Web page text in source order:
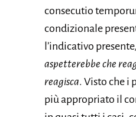
consecutio
condizionale
l’indicativo
aspetterebbe che
reagisca. Visto che i
più appropriato il